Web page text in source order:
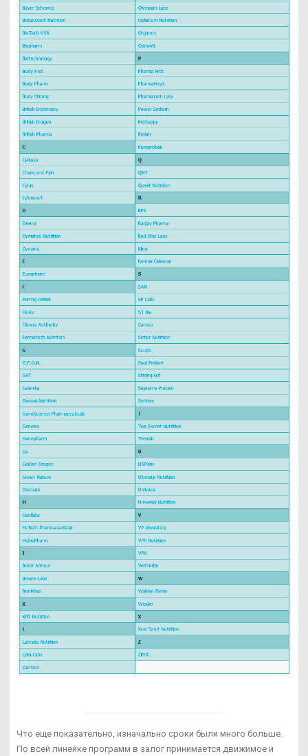
Что еще показательно, изначально сроки были много больше.
По всей линейке программ в залог принимается движимое и